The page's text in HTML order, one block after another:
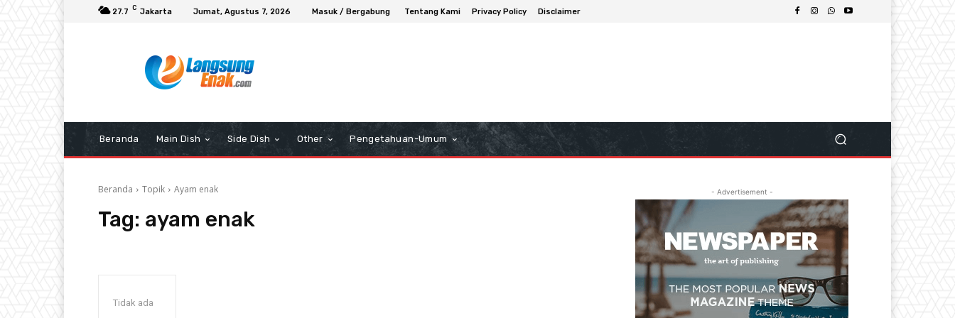
27.7 C Jakarta Jumat, Agustus 7, 2026 Masuk / Bergabung Tentang Kami Privacy Policy Disclaimer
Beranda Main Dish Side Dish Other Pengetahuan-Umum
Beranda Topik Ayam enak
Tag: ayam enak
Tidak ada
- Advertisement -